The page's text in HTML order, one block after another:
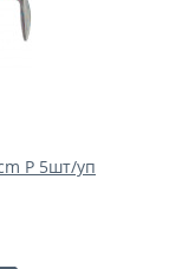
P 5шт/уп